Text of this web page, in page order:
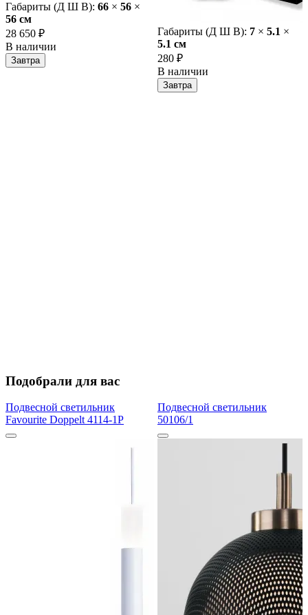
Габариты (Д Ш В): 66 × 56 ×
56 cм
28 650 ₽
В наличии
Завтра
Габариты (Д Ш В): 7 × 5.1 ×
5.1 cм
280 ₽
В наличии
Завтра
Подобрали для вас
Подвесной светильник
Favourite Doppelt 4114-1P
Подвесной светильник
50106/1